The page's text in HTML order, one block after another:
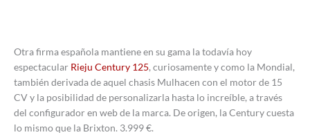
Otra firma española mantiene en su gama la todavía hoy
espectacular Rieju Century 125, curiosamente y como la Mondial,
también derivada de aquel chasis Mulhacen con el motor de 15
CV y la posibilidad de personalizarla hasta lo increíble, a través
del configurador en web de la marca. De origen, la Century cuesta
lo mismo que la Brixton. 3.999 €.